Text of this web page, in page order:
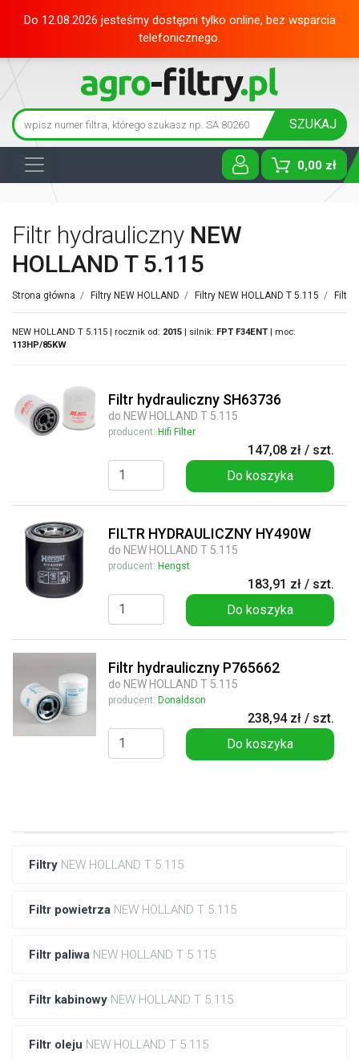
Do 12.08.2026 jesteśmy dostępni tylko online, bez wsparcia
telefonicznego.
SZUKAJ
0,00 zł
Toggle
Filtry NEW HOLLAND T 5.115
Filtr powietrza NEW HOLLAND T 5.115
Filtr paliwa NEW HOLLAND T 5.115
Filtr kabinowy NEW HOLLAND T 5.115
Filtr oleju NEW HOLLAND T 5.115
Filtr hydrauliczny NEW
HOLLAND T 5.115
Strona główna / Filtry NEW HOLLAND / Filtry NEW HOLLAND T 5.115 / Filtr
NEW HOLLAND T 5.115 | rocznik od: 2015 | silnik: FPT F34ENT | moc:
113HP/85KW
Filtr hydrauliczny SH63736
do NEW HOLLAND T 5.115
producent: Hifi Filter
147,08 zł / szt.
Do koszyka
FILTR HYDRAULICZNY HY490W
do NEW HOLLAND T 5.115
producent: Hengst
183,91 zł / szt.
Do koszyka
Filtr hydrauliczny P765662
do NEW HOLLAND T 5.115
producent: Donaldson
238,94 zł / szt.
Do koszyka